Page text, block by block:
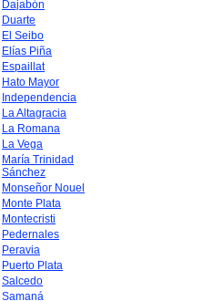
Dajabón
Duarte
El Seibo
Elías Piña
Espaillat
Hato Mayor
Independencia
La Altagracia
La Romana
La Vega
María Trinidad
Sánchez
Monseñor Nouel
Monte Plata
Montecristi
Pedernales
Peravia
Puerto Plata
Salcedo
Samaná